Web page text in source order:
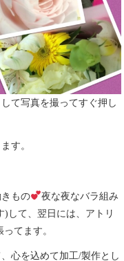
て写真を撮ってすぐ押し
す。
もの
夜な夜なバラ組み
して、翌日には、アトリ
てます。
心を込めて加工/製作とし